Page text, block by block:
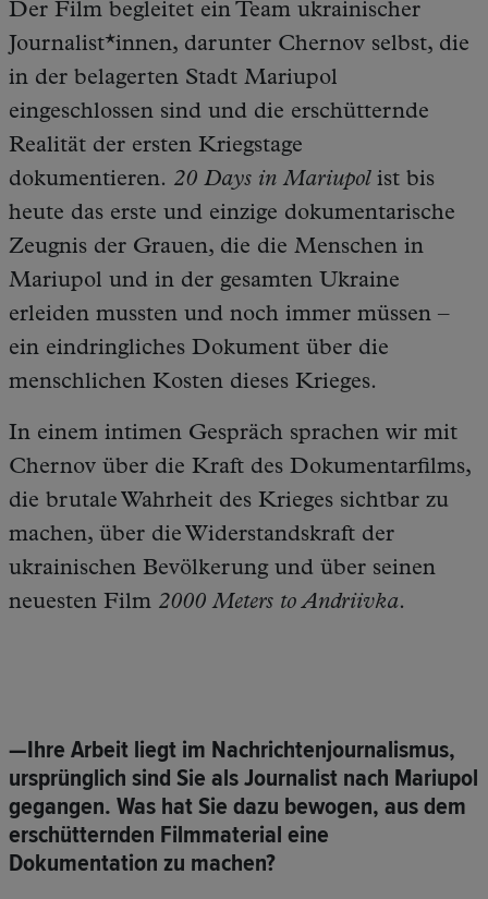
Der Film begleitet ein Team ukrainischer
Journalist*innen, darunter Chernov selbst, die
in der belagerten Stadt Mariupol
eingeschlossen sind und die erschütternde
Realität der ersten Kriegstage
dokumentieren. 20 Days in Mariupol ist bis
heute das erste und einzige dokumentarische
Zeugnis der Grauen, die die Menschen in
Mariupol und in der gesamten Ukraine
erleiden mussten und noch immer müssen –
ein eindringliches Dokument über die
menschlichen Kosten dieses Krieges.
In einem intimen Gespräch sprachen wir mit
Chernov über die Kraft des Dokumentarfilms,
die brutale Wahrheit des Krieges sichtbar zu
machen, über die Widerstandskraft der
ukrainischen Bevölkerung und über seinen
neuesten Film 2000 Meters to Andriivka.
—Ihre Arbeit liegt im Nachrichtenjournalismus,
ursprünglich sind Sie als Journalist nach Mariupol
gegangen. Was hat Sie dazu bewogen, aus dem
erschütternden Filmmaterial eine
Dokumentation zu machen?